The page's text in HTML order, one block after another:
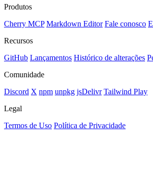
Produtos
Cherry MCP Markdown Editor Fale conosco
Recursos
GitHub Lançamentos Histórico de alterações
Comunidade
Discord X npm unpkg jsDelivr Tailwind Play
Legal
Termos de Uso Política de Privacidade